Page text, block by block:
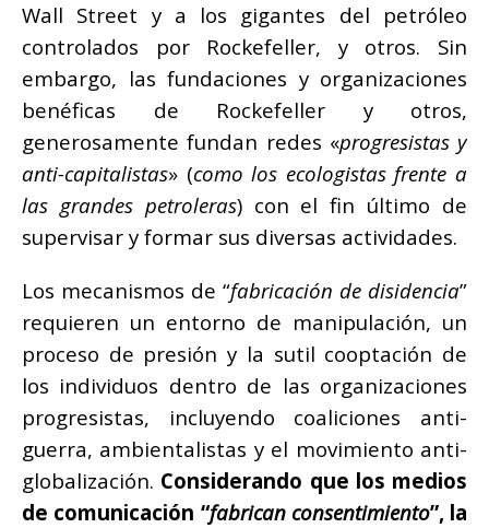
Wall Street y a los gigantes del petróleo
controlados por Rockefeller, y otros. Sin
embargo, las fundaciones y organizaciones
benéficas de Rockefeller y otros,
generosamente fundan redes «progresistas y
anti-capitalistas» (como los ecologistas frente a
las grandes petroleras) con el fin último de
supervisar y formar sus diversas actividades.
Los mecanismos de “fabricación de disidencia”
requieren un entorno de manipulación, un
proceso de presión y la sutil cooptación de
los individuos dentro de las organizaciones
progresistas, incluyendo coaliciones anti-
guerra, ambientalistas y el movimiento anti-
globalización. Considerando que los medios
de comunicación “fabrican consentimiento”, la